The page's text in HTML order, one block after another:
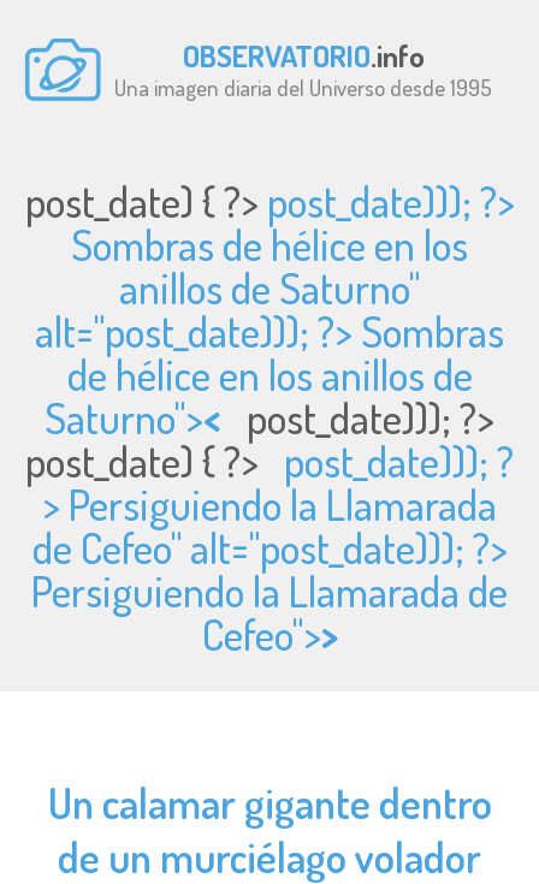
OBSERVATORIO.info
Una imagen diaria del Universo desde 1995
post_date) { ?> post_date))); ?>
Sombras de hélice en los
anillos de Saturno"
alt="post_date))); ?> Sombras
de hélice en los anillos de
Saturno">< post_date))); ?>
post_date) { ?> post_date))); ?
> Persiguiendo la Llamarada
de Cefeo" alt="post_date))); ?>
Persiguiendo la Llamarada de
Cefeo">>
Un calamar gigante dentro
de un murciélago volador